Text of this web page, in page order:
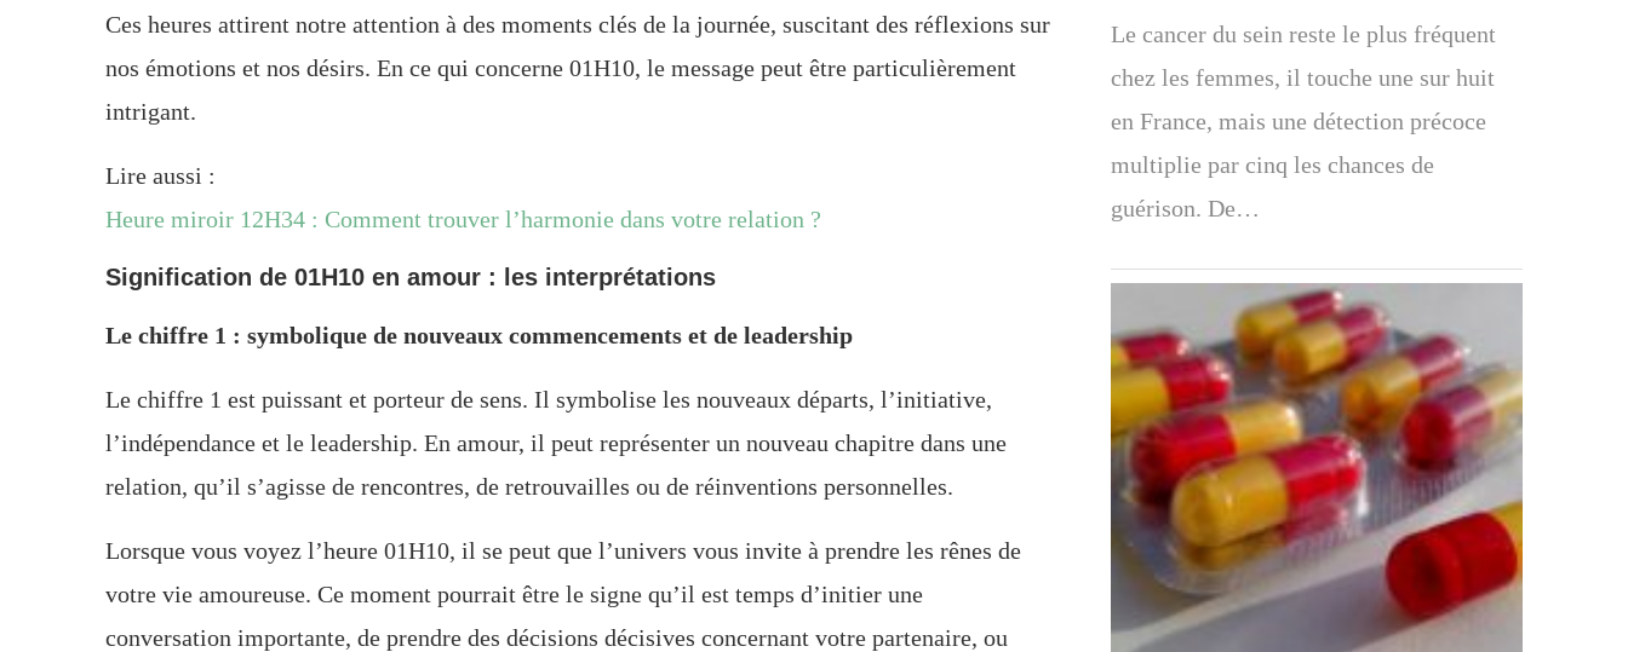
Ces heures attirent notre attention à des moments clés de la journée, suscitant des réflexions sur
nos émotions et nos désirs. En ce qui concerne 01H10, le message peut être particulièrement
intrigant.
Lire aussi :
Heure miroir 12H34 : Comment trouver l’harmonie dans votre relation ?
Signification de 01H10 en amour : les interprétations
Le chiffre 1 : symbolique de nouveaux commencements et de leadership
Le chiffre 1 est puissant et porteur de sens. Il symbolise les nouveaux départs, l’initiative,
l’indépendance et le leadership. En amour, il peut représenter un nouveau chapitre dans une
relation, qu’il s’agisse de rencontres, de retrouvailles ou de réinventions personnelles.
Lorsque vous voyez l’heure 01H10, il se peut que l’univers vous invite à prendre les rênes de
votre vie amoureuse. Ce moment pourrait être le signe qu’il est temps d’initier une
conversation importante, de prendre des décisions décisives concernant votre partenaire, ou
Le cancer du sein reste le plus fréquent
chez les femmes, il touche une sur huit
en France, mais une détection précoce
multiplie par cinq les chances de
guérison. De…